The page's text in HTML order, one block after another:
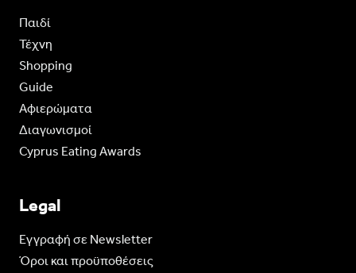
Παιδί
Τέχνη
Shopping
Guide
Aφιερώματα
Διαγωνισμοί
Cyprus Eating Awards
Legal
Eγγραφή σε Newsletter
Όροι και προϋποθέσεις